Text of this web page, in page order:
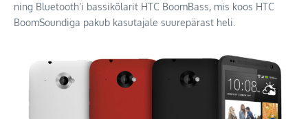
ning Bluetooth’i bassikõlarit HTC BoomBass, mis koos HTC
BoomSoundiga pakub kasutajale suurepärast heli.